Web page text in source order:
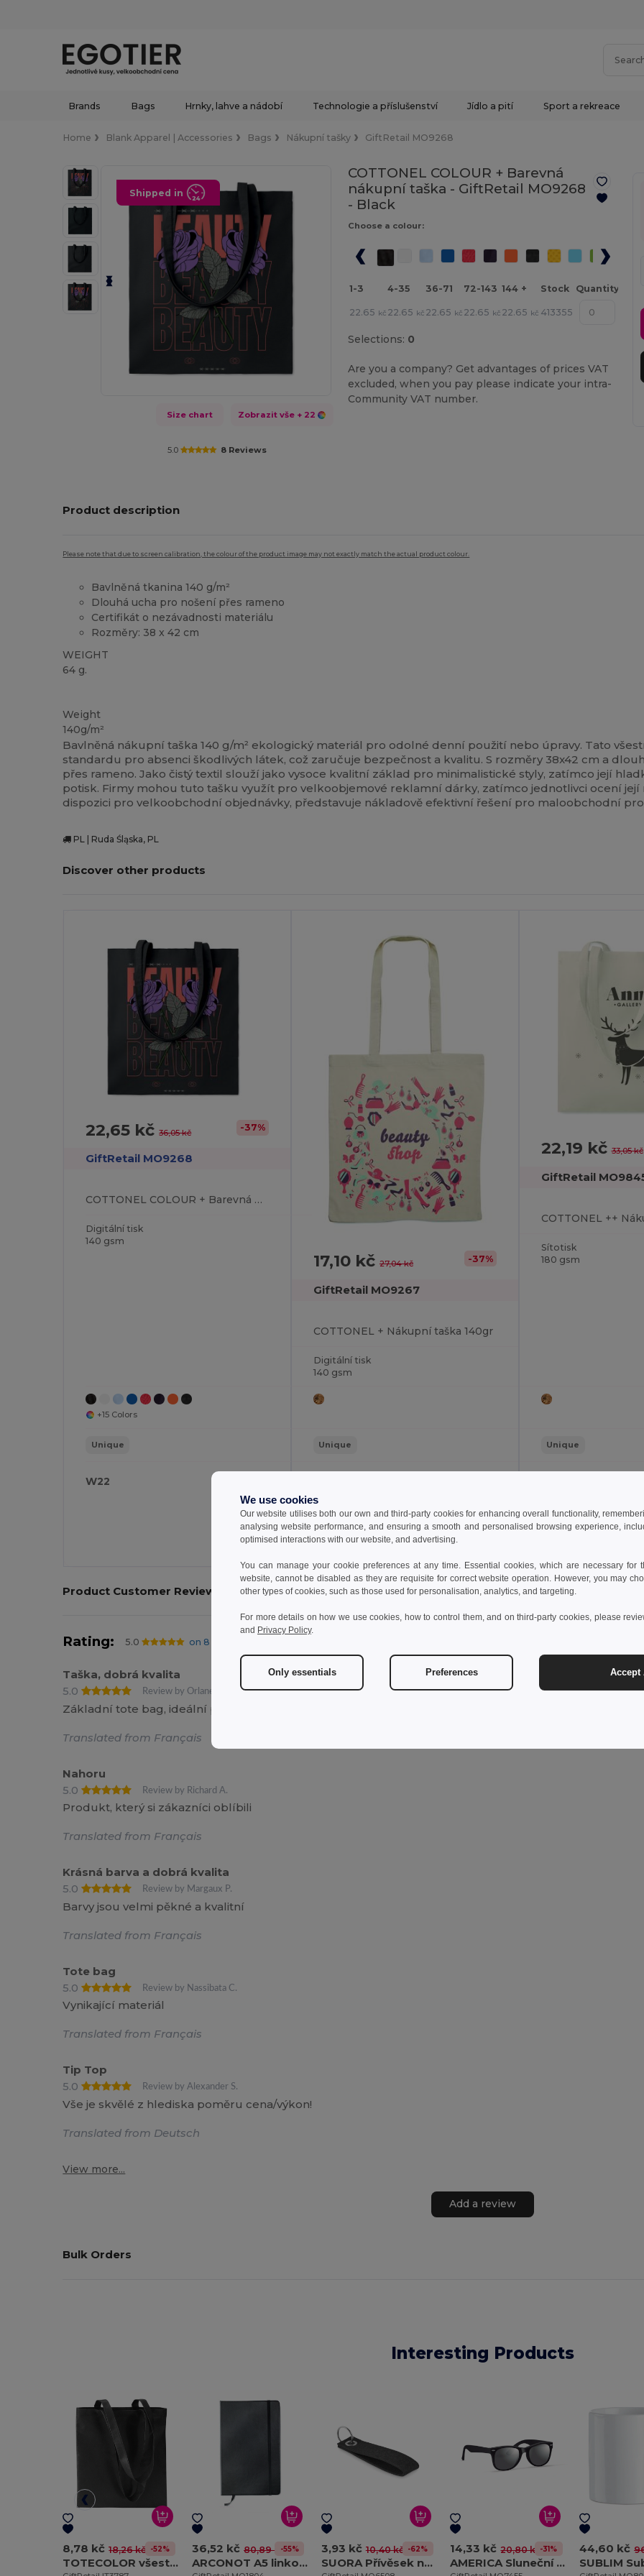
Brands Bags Hrnky, lahve a nádobí Technologie a příslušenství Jídlo a pití Sport a rekreace
Home Blank Apparel | Accessories Bags Nákupní tašky GiftRetail MO9268
Shipped in
Size chart Zobrazit vše + 22
5.0 8 Reviews
COTTONEL COLOUR + Barevná
nákupní taška - GiftRetail MO9268
- Black
Choose a colour:
1-3 4-35 36-71 72-143 144 + Stock Quantity
22.65 kč 22.65 kč 22.65 kč 22.65 kč 22.65 kč 413355
Selections: 0
Are you a company? Get advantages of prices VAT
excluded, when you pay please indicate your intra-
Community VAT number.
Product description
Please note that due to screen calibration, the colour of the product image may not exactly match the actual product colour.
Bavlněná tkanina 140 g/m²
Dlouhá ucha pro nošení přes rameno
Certifikát o nezávadnosti materiálu
Rozměry: 38 x 42 cm
WEIGHT
64 g.
Weight
140g/m²
Bavlněná nákupní taška 140 g/m² ekologický materiál pro odolné denní použití nebo úpravy. Tato
standardu pro absenci škodlivých látek, což zaručuje bezpečnost a kvalitu. S rozměry 38x42 cm a
přes rameno. Jako čistý textil slouží jako vysoce kvalitní základ pro minimalistické styly, zatímco její
potisk. Firmy mohou tuto tašku využít pro velkoobjemové reklamní dárky, zatímco jednotlivci ocení
dispozici pro velkoobchodní objednávky, představuje nákladově efektivní řešení pro maloobchodní
PL | Ruda Śląska, PL
Discover other products
Přizpůsobte
22,65 kč36,05 kč -37%
GiftRetail MO9268
COTTONEL COLOUR + Barevná nákupní taška
Digitální tisk
140 gsm
+15 Colors
Unique
W22
17,10 kč 27,04 kč -37%
GiftRetail MO9267
COTTONEL + Nákupní taška 140gr
Digitální tisk
140 gsm
Unique
View Product
22,19 kč33,05 kč
GiftRetail
Sítotisk
180 gsm
Unique
View
Product Customer Reviews
Rating: 5.0 on 8 votes
Taška, dobrá kvalita
5.0
Review by Orlane A.
Základní tote bag, ideální pro personalizaci. Výhoda: široký výběr barev
Translated from Français
Nahoru
5.0
Review by Richard A.
Produkt, který si zákazníci oblíbili
Translated from Français
Krásná barva a dobrá kvalita
5.0
Review by Margaux P.
Barvy jsou velmi pěkné a kvalitní
Translated from Français
Tote bag
5.0
Review by Nassibata C.
Vynikající materiál
Translated from Français
Tip Top
5.0
Review by Alexander S.
Vše je skvělé z hlediska poměru cena/výkon!
Translated from Deutsch
View more...
Add a review
Bulk Orders
Interesting Products
8,78 kč 18,26 kč -52%
TOTECOLOR všestranná opakovaně použitelná nákupní a plážová taška
36,52 kč 80,89 kč-55%
ARCONOT A5 linkovaný zápisník
3,93 kč 10,40 kč -62%
SUORA Přívěsek na klíče z plsti RPET
14,33 kč 20,80 kč-31%
AMERICA Sluneční brýle s UV ochranou
44,60 kč
We use cookies
Our website utilises both our own and third-party cookies for enhancing overall functionality,
analysing website performance, and ensuring a smooth and personalised browsing experience,
optimised interactions with our website, and advertising.
You can manage your cookie preferences at any time. Essential cookies, which are necessary for
website, cannot be disabled as they are requisite for correct website operation. However, you may
other types of cookies, such as those used for personalisation, analytics, and targeting.
For more details on how we use cookies, how to control them, and on third-party cookies, please
and Privacy Policy.
Only essentials Preferences Accept